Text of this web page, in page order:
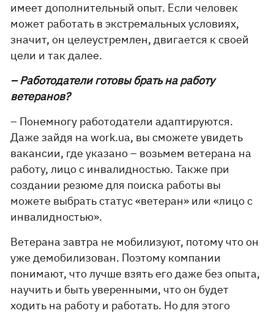
имеет дополнительный опыт. Если человек
может работать в экстремальных условиях,
значит, он целеустремлен, двигается к своей
цели и так далее.
– Работодатели готовы брать на работу
ветеранов?
– Понемногу работодатели адаптируются.
Даже зайдя на work.ua, вы сможете увидеть
вакансии, где указано – возьмем ветерана на
работу, лицо с инвалидностью. Также при
создании резюме для поиска работы вы
можете выбрать статус «ветеран» или «лицо с
инвалидностью».
Ветерана завтра не мобилизуют, потому что он
уже демобилизован. Поэтому компании
понимают, что лучше взять его даже без опыта,
научить и быть уверенными, что он будет
ходить на работу и работать. Но для этого